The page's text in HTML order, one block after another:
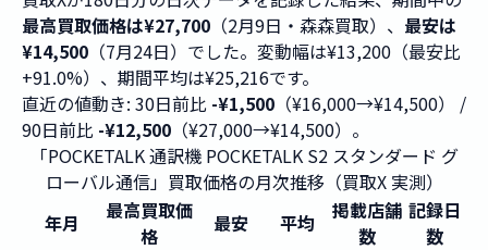
最高買取価格は¥27,700 （2月9日・森森買取）、 最安は
¥14,500 （7月24日）でした。変動幅は¥13,200（最安比
+91.0%）、期間平均は¥25,216です。
直近の値動き: 30日前比 -¥1,500 （¥16,000→¥14,500） /
90日前比 -¥12,500 （¥27,000→¥14,500）。
「POCKETALK 通訳機 POCKETALK S2 スタンダード グ
ローバル通信」買取価格の月次推移（買取X 実測）
年月
最高買取価
格
最安 平均
掲載店舗
数
記録日
数